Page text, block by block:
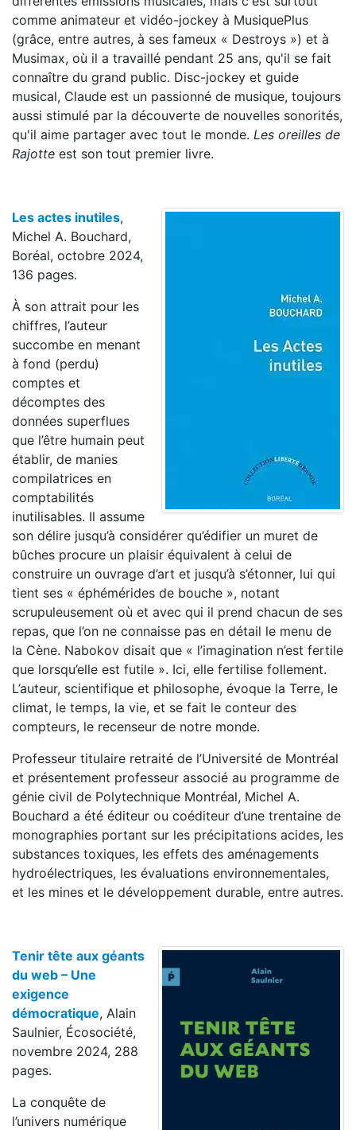
comme animateur et vidéo-jockey à MusiquePlus
(grâce, entre autres, à ses fameux « Destroys ») et à
Musimax, où il a travaillé pendant 25 ans, qu'il se fait
connaître du grand public. Disc-jockey et guide
musical, Claude est un passionné de musique, toujours
aussi stimulé par la découverte de nouvelles sonorités,
qu'il aime partager avec tout le monde. Les oreilles de
Rajotte est son tout premier livre.
Les actes inutiles,
Michel A. Bouchard,
Boréal, octobre 2024,
136 pages.
À son attrait pour les
chiffres, l’auteur
succombe en menant
à fond (perdu)
comptes et
décomptes des
données superflues
que l’être humain peut
établir, de manies
compilatrices en
comptabilités
inutilisables. Il assume
son délire jusqu’à considérer qu’édifier un muret de
bûches procure un plaisir équivalent à celui de
construire un ouvrage d’art et jusqu’à s’étonner, lui qui
tient ses « éphémérides de bouche », notant
scrupuleusement où et avec qui il prend chacun de ses
repas, que l’on ne connaisse pas en détail le menu de
la Cène. Nabokov disait que « l’imagination n’est fertile
que lorsqu’elle est futile ». Ici, elle fertilise follement.
L’auteur, scientifique et philosophe, évoque la Terre, le
climat, le temps, la vie, et se fait le conteur des
compteurs, le recenseur de notre monde.
Professeur titulaire retraité de l’Université de Montréal
et présentement professeur associé au programme de
génie civil de Polytechnique Montréal, Michel A.
Bouchard a été éditeur ou coéditeur d’une trentaine de
monographies portant sur les précipitations acides, les
substances toxiques, les effets des aménagements
hydroélectriques, les évaluations environnementales,
et les mines et le développement durable, entre autres.
Tenir tête aux géants
du web – Une
exigence
démocratique, Alain
Saulnier, Écosociété,
novembre 2024, 288
pages.
La conquête de
l’univers numérique